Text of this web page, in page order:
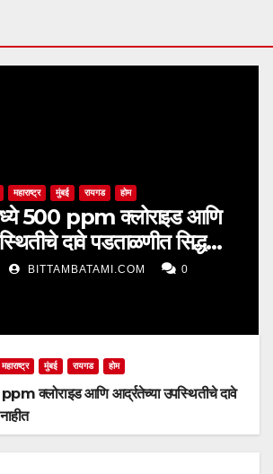
महाराष्ट्र मुंबई रायगड होम
500 ppm क्लोराइड आणि
दावे पडताळणीत सिद्ध
BITTAMBATAMI.COM 0
महाराष्ट्र मुंबई रायगड होम
क्लोराइड आणि आर्द्रतेच्या उपस्थितीचे दावे